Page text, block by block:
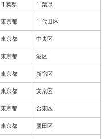
千葉県 千葉県
東京都 千代田区
東京都 中央区
東京都 港区
東京都 新宿区
東京都 文京区
東京都 台東区
東京都 墨田区